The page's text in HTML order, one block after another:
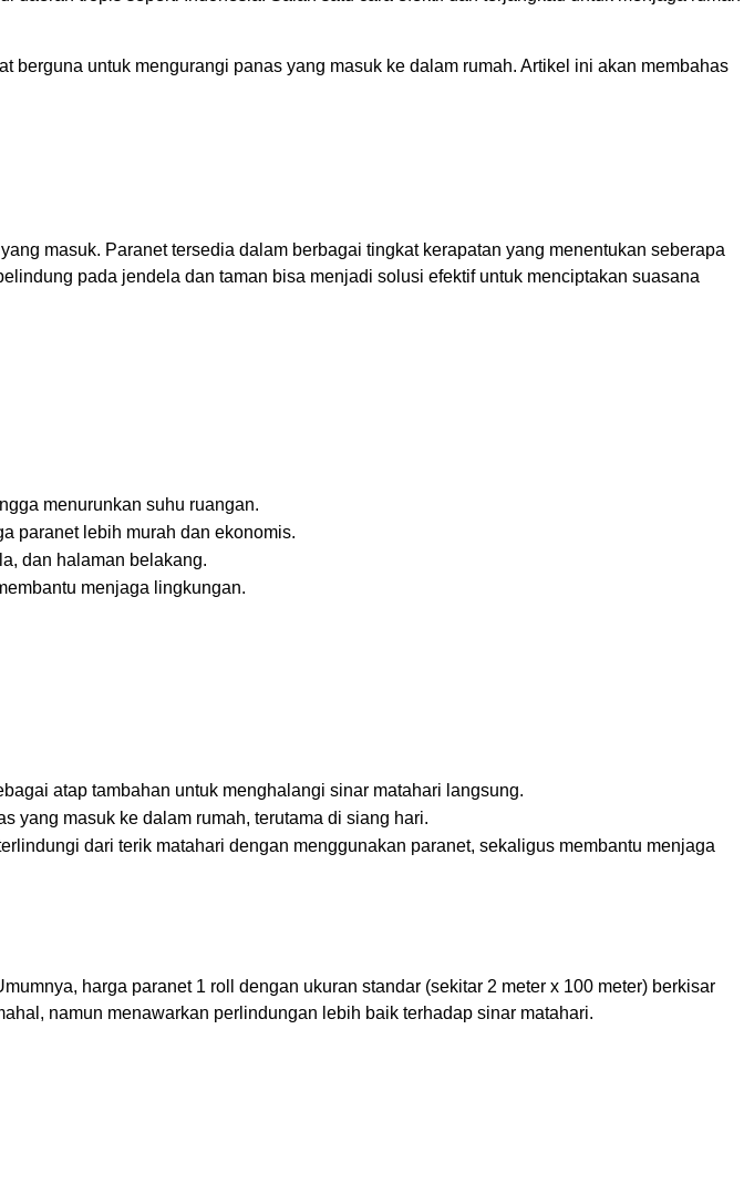
berguna untuk mengurangi panas yang masuk ke dalam rumah. Artikel ini akan membahas
masuk. Paranet tersedia dalam berbagai tingkat kerapatan yang menentukan seberapa
pada jendela dan taman bisa menjadi solusi efektif untuk menciptakan suasana
menurunkan suhu ruangan.
paranet lebih murah dan ekonomis.
dan halaman belakang.
menjaga lingkungan.
atap tambahan untuk menghalangi sinar matahari langsung.
yang masuk ke dalam rumah, terutama di siang hari.
dari terik matahari dengan menggunakan paranet, sekaligus membantu menjaga
harga paranet 1 roll dengan ukuran standar (sekitar 2 meter x 100 meter) berkisar
namun menawarkan perlindungan lebih baik terhadap sinar matahari.